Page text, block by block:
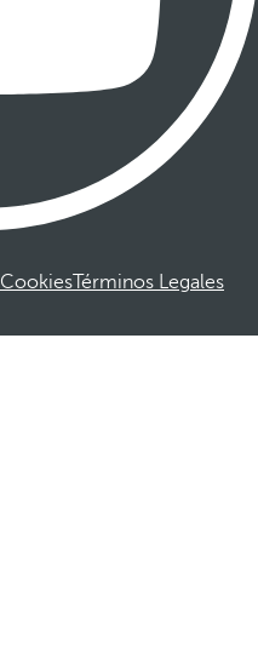
CookiesTérminos Legales